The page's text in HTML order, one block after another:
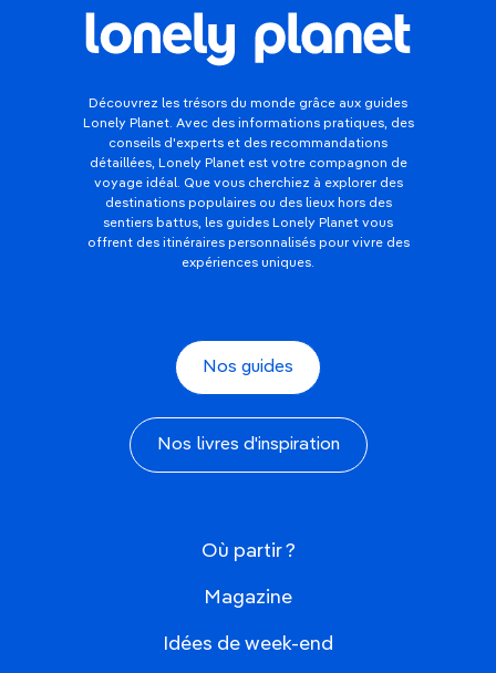
Découvrez les trésors du monde grâce aux guides
Lonely Planet. Avec des informations pratiques, des
conseils d'experts et des recommandations
détaillées, Lonely Planet est votre compagnon de
voyage idéal. Que vous cherchiez à explorer des
destinations populaires ou des lieux hors des
sentiers battus, les guides Lonely Planet vous
offrent des itinéraires personnalisés pour vivre des
expériences uniques.
Nos guides
Nos livres d'inspiration
Où partir ?
Magazine
Idées de week-end